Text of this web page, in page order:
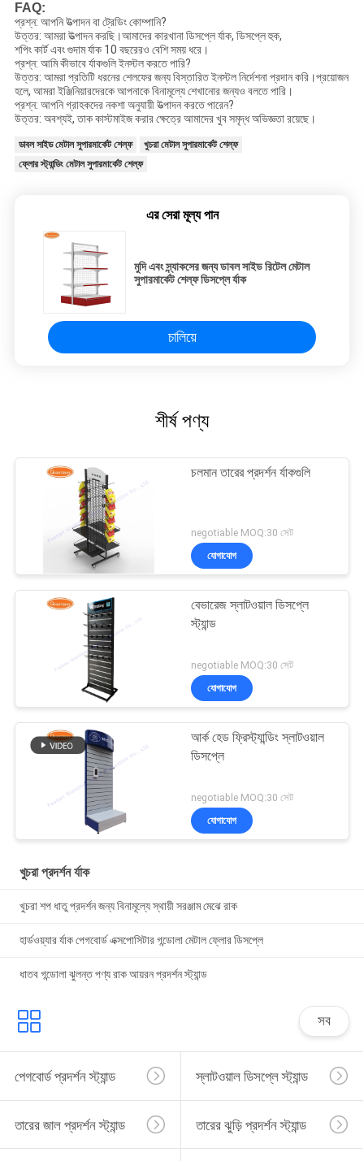
FAQ:
প্রশ্ন: আপনি উত্পাদন বা ট্রেডিং কোম্পানি?
উত্তর: আমরা উত্পাদন করছি।আমাদের কারখানা ডিসপ্লে র্যাক, ডিসপ্লে হুক,
শপিং কার্ট এবং গুদাম র্যাক 10 বছরেরও বেশি সময় ধরে।
প্রশ্ন: আমি কীভাবে র্যাকগুলি ইনস্টল করতে পারি?
উত্তর: আমরা প্রতিটি ধরনের শেলফের জন্য বিস্তারিত ইনস্টল নির্দেশনা প্রদান করি।প্রয়োজন
হলে, আমরা ইঞ্জিনিয়ারদেরকে আপনাকে বিনামূল্যে শেখানোর জন্যও বলতে পারি।
প্রশ্ন: আপনি গ্রাহকদের নকশা অনুযায়ী উত্পাদন করতে পারেন?
উত্তর: অবশ্যই, তাক কাস্টমাইজ করার ক্ষেত্রে আমাদের খুব সমৃদ্ধ অভিজ্ঞতা রয়েছে।
ডাবল সাইড মেটাল সুপারমার্কেট শেল্ফ
খুচরা মেটাল সুপারমার্কেট শেল্ফ
ফ্লোর স্ট্যান্ডিং মেটাল সুপারমার্কেট শেল্ফ
এর সেরা মূল্য পান
মুদি এবং স্ন্যাকসের জন্য ডাবল সাইড রিটেল মেটাল
সুপারমার্কেট শেল্ফ ডিসপ্লে র্যাক
চালিয়ে
শীর্ষ পণ্য
চলমান তারের প্রদর্শন র্যাকগুলি
negotiable MOQ:30 সেট
যোগাযোগ
বেভারেজ স্লাটওয়াল ডিসপ্লে
স্ট্যান্ড
negotiable MOQ:30 সেট
যোগাযোগ
আর্ক হেড ফ্রিস্ট্যান্ডিং স্লাটওয়াল
ডিসপ্লে
negotiable MOQ:30 সেট
যোগাযোগ
খুচরা প্রদর্শন র্যাক
খুচরা শপ ধাতু প্রদর্শন জন্য বিনামূল্যে স্থায়ী সরঞ্জাম মেঝে রাক
হার্ডওয়্যার র্যাক পেগবোর্ড এক্সপোসিটার গন্ডোলা মেটাল ফ্লোর ডিসপ্লে
ধাতব গন্ডোলা ঝুলন্ত পণ্য রাক আয়রন প্রদর্শন স্ট্যান্ড
সব
পেগবোর্ড প্রদর্শন স্ট্যান্ড স্লাটওয়াল ডিসপ্লে স্ট্যান্ড
তারের জাল প্রদর্শন স্ট্যান্ড তারের ঝুড়ি প্রদর্শন স্ট্যান্ড